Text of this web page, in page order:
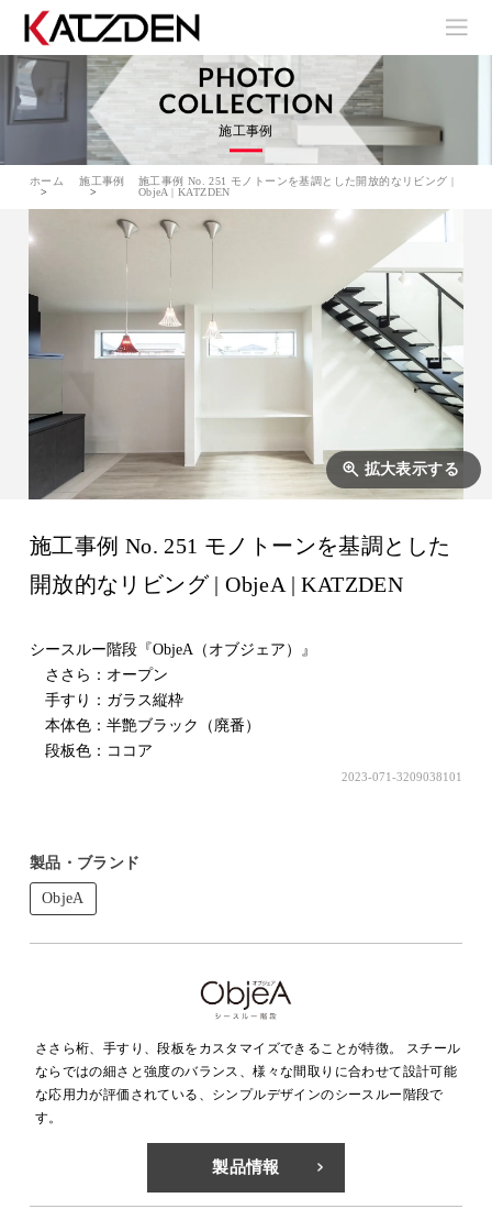
施工事例
ホーム 施工事例
施工事例 No. 251 モノトーンを基調とした開放的なリビング |
ObjeA | KATZDEN
拡大表示する
施工事例 No. 251 モノトーンを基調とした
開放的なリビング | ObjeA | KATZDEN
シースルー階段『ObjeA（オブジェア）』
ささら：オープン
手すり：ガラス縦枠
本体色：半艶ブラック（廃番）
段板色：ココア
2023-071-3209038101
製品・ブランド
ObjeA
ささら桁、手すり、段板をカスタマイズできることが特徴。 スチール
ならではの細さと強度のバランス、様々な間取りに合わせて設計可能
な応用力が評価されている、シンプルデザインのシースルー階段で
す。
製品情報